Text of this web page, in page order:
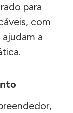
para
com
a